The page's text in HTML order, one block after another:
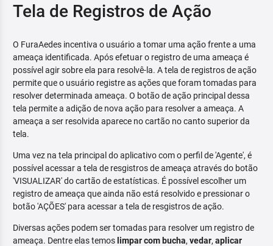
Tela de Registros de Ação
O FuraAedes incentiva o usuário a tomar uma ação frente a uma
ameaça identificada. Após efetuar o registro de uma ameaça é
possível agir sobre ela para resolvê-la. A tela de registros de ação
permite que o usuário registre as ações que foram tomadas para
resolver determinada ameaça. O botão de ação principal dessa
tela permite a adição de nova ação para resolver a ameaça. A
ameaça a ser resolvida aparece no cartão no canto superior da
tela.
Uma vez na tela principal do aplicativo com o perfil de 'Agente', é
possível acessar a tela de resgistros de ameaça através do botão
'VISUALIZAR' do cartão de estatísticas. É possível escolher um
registro de ameaça que ainda não está resolvido e pressionar o
botão 'AÇÕES' para acessar a tela de resgistros de ação.
Diversas ações podem ser tomadas para resolver um registro de
ameaça. Dentre elas temos limpar com bucha, vedar, aplicar